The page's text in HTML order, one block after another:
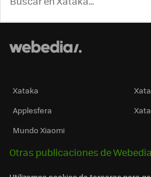
Xataka
Applesfera
Mundo Xiaomi
Otras publicaciones de Webedia